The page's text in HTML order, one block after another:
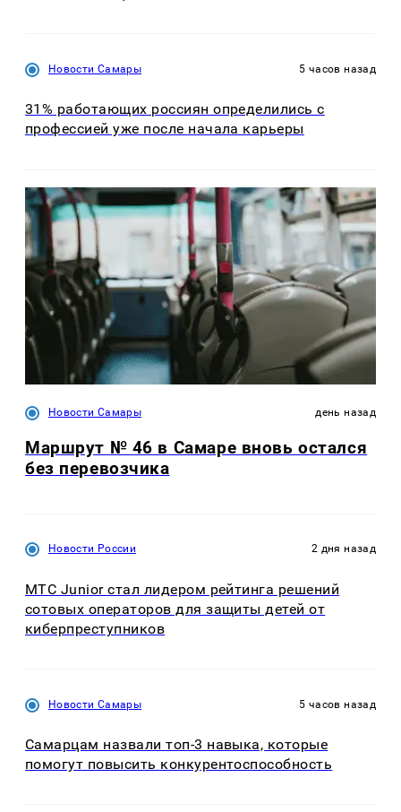
Новости Самары 5 часов назад
31% работающих россиян определились с
профессией уже после начала карьеры
Новости Самары день назад
Маршрут № 46 в Самаре вновь остался
без перевозчика
Новости России 2 дня назад
МТС Junior стал лидером рейтинга решений
сотовых операторов для защиты детей от
киберпреступников
Новости Самары 5 часов назад
Самарцам назвали топ-3 навыка, которые
помогут повысить конкурентоспособность